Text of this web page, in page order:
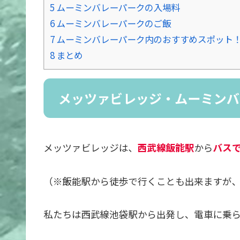
5 ムーミンバレーパークの入場料
6ムーミンバレーパークのご飯
7ムーミンバレーパーク内のおすすめスポット！
8 まとめ
メッツァビレッジ・ムーミン
メッツァビレッジは、 西武線飯能駅からバス
（※飯能駅から徒歩で行くことも出来ますが
私たちは西武線池袋駅から出発し、電車に乗